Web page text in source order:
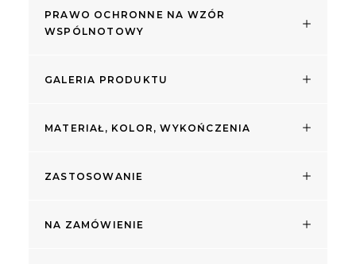
PRAWO OCHRONNE NA WZÓR
WSPÓLNOTOWY
GALERIA PRODUKTU
MATERIAŁ, KOLOR, WYKOŃCZENIA
ZASTOSOWANIE
NA ZAMÓWIENIE